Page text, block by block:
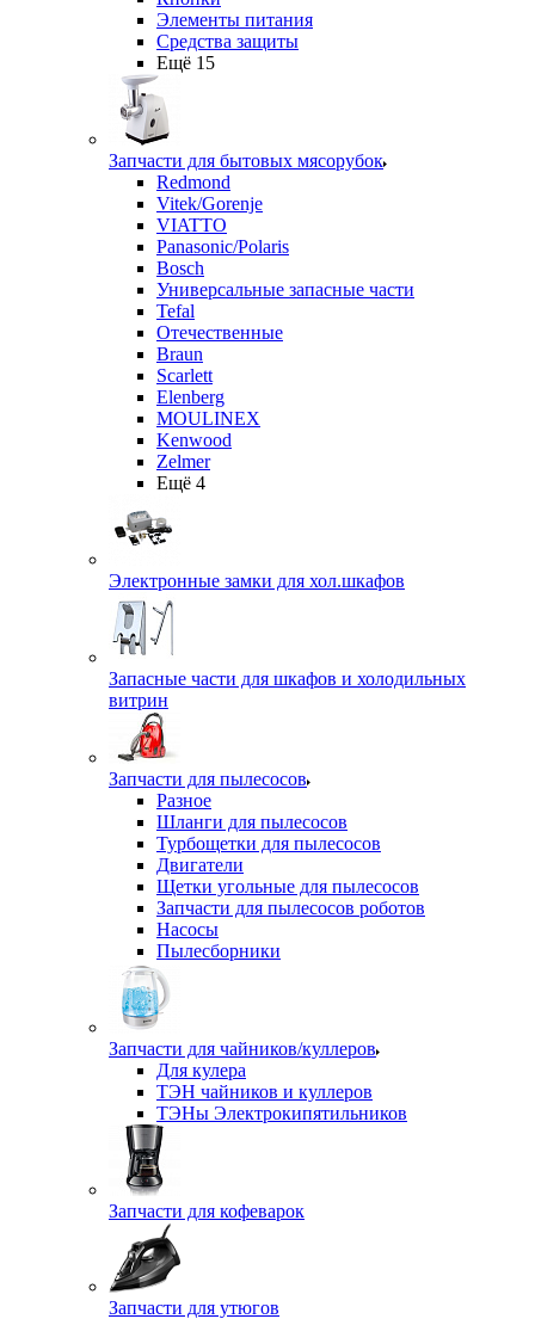
Элементы питания
Средства защиты
Ещё 15
Запчасти для бытовых мясорубок
Redmond
Vitek/Gorenje
VIATTO
Panasonic/Polaris
Bosch
Универсальные запасные части
Tefal
Отечественные
Braun
Scarlett
Elenberg
MOULINEX
Kenwood
Zelmer
Ещё 4
Электронные замки для хол.шкафов
Запасные части для шкафов и холодильных
витрин
Запчасти для пылесосов
Разное
Шланги для пылесосов
Турбощетки для пылесосов
Двигатели
Щетки угольные для пылесосов
Запчасти для пылесосов роботов
Насосы
Пылесборники
Запчасти для чайников/куллеров
Для кулера
ТЭН чайников и куллеров
ТЭНы Электрокипятильников
Запчасти для кофеварок
Запчасти для утюгов